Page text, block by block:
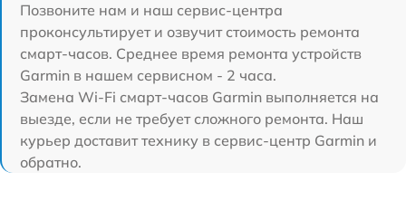
Позвоните нам и наш сервис-центра
проконсультирует и озвучит стоимость ремонта
смарт-часов. Среднее время ремонта устройств
Garmin в нашем сервисном - 2 часа.
Замена Wi-Fi смарт-часов Garmin выполняется на
выезде, если не требует сложного ремонта. Наш
курьер доставит технику в сервис-центр Garmin и
обратно.